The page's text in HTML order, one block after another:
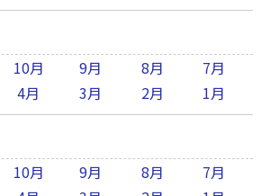
10月 9月 8月
7月
4月 3月 2月 1月
10月 9月 8月
7月